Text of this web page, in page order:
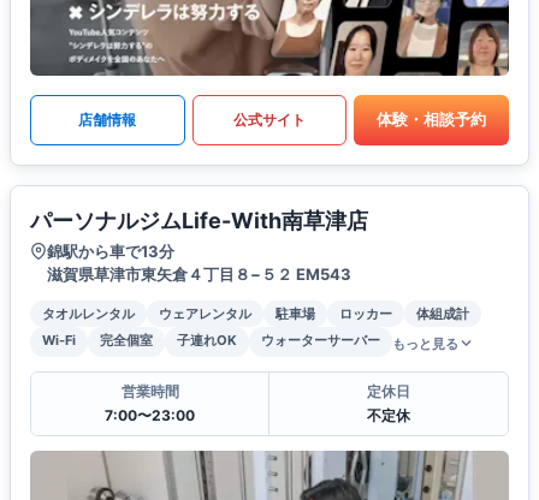
店舗情報 公式サイト 体験・相談予約
パーソナルジムLife-With南草津店
錦駅から車で13分
滋賀県草津市東矢倉４丁目８−５２ EM543
タオルレンタル ウェアレンタル 駐車場 ロッカー
体組成計
Wi-Fi
完全個室 子連れOK ウォーターサーバー もっと見る
営業時間
7:00〜23:00
定休日
不定休